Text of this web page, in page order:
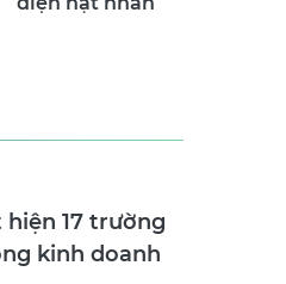
điện hạt nhân
hiện 17 trường
kinh doanh